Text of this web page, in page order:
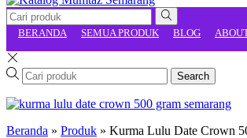
BERANDA SEMUA PRODUK BLOG
Search
Beranda » Produk » Kurma Lulu Date Crown